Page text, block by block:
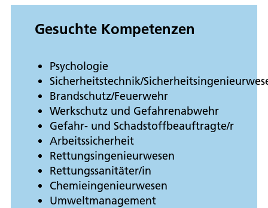
Gesuchte Kompetenzen
Psychologie
Sicherheitstechnik/
Brandschutz/Feuerwehr
Werkschutz und Gefahrenabwehr
Gefahr- und Schadstoffbeauftragte/r
Arbeitssicherheit
Rettungsingenieurwesen
Rettungssanitäter/in
Chemieingenieurwesen
Umweltmanagement